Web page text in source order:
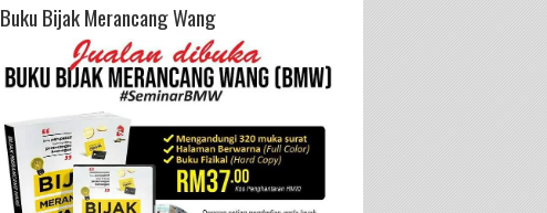
Buku Bijak Merancang Wang